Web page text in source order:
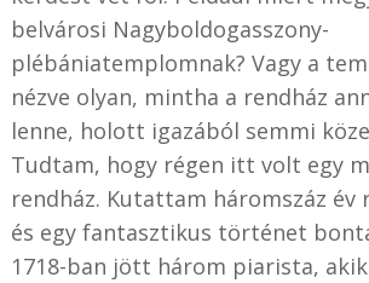
belvárosi Nagyboldogasszony-
plébániatemplomnak? Vagy a
nézve olyan, mintha a rendház
lenne, holott igazából semmi
Tudtam, hogy régen itt volt egy
rendház. Kutattam háromszáz
és egy fantasztikus történet
1718-ban jött három piarista,